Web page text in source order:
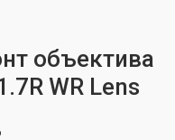
объектива
WR Lens